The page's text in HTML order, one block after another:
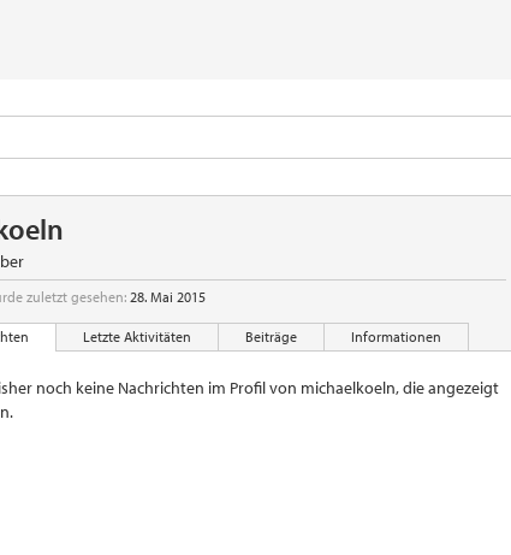
zuletzt gesehen: 28. Mai 2015
Letzte Aktivitäten Beiträge Informationen
noch keine Nachrichten im Profil von michaelkoeln, die angezeigt